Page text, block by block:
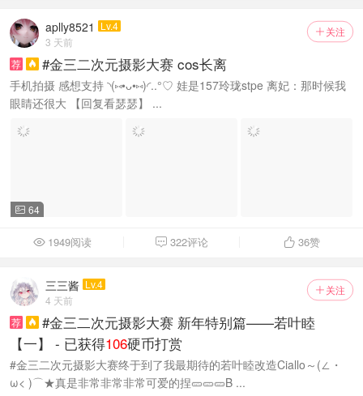
 关注
aplly8521
Lv.4
3 天前
荐
 #金三二次元摄影大赛 cos长离
手机拍摄 感想支持 ◝(⑅•ᴗ•⑅)◜..°♡ 娃是157玲珑stpe 离妃：那时候我
眼睛还很大 【回复看瑟瑟】 ...
 64
 1949阅读  322评论  36赞
 关注
三三酱 Lv.4
4 天前
荐

#金三二次元摄影大赛 新年特别篇——若叶睦
【一】 - 已获得106硬币打赏
#金三二次元摄影大赛终于到了我最期待的若叶睦改造Ciallo～(∠・
ω< )⌒★真是非常非常非常可爱的捏🥒🥒🥒B ...